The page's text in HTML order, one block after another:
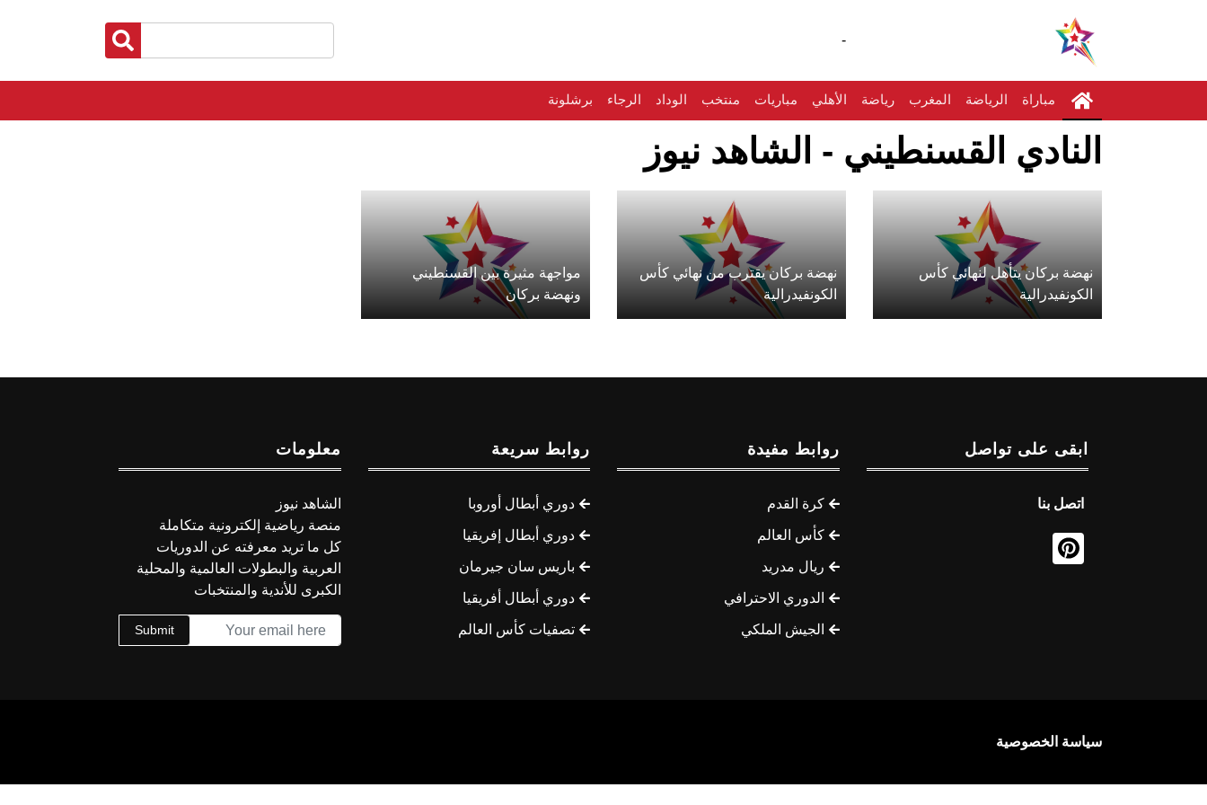
-
مباراة الرياضة المغرب رياضة الأهلي مباريات منتخب الوداد الرجاء برشلونة
النادي القسنطيني - الشاهد نيوز
نهضة بركان يتأهل لنهائي كأس
الكونفيدرالية
نهضة بركان يقترب من نهائي كأس
الكونفيدرالية
مواجهة مثيرة بين القسنطيني
ونهضة بركان
ابقى على تواصل
اتصل بنا
روابط مفيدة
كرة القدم
كأس العالم
ريال مدريد
الدوري الاحترافي
الجيش الملكي
روابط سريعة
دوري أبطال أوروبا
دوري أبطال إفريقيا
باريس سان جيرمان
دوري أبطال أفريقيا
تصفيات كأس العالم
معلومات
الشاهد نيوز
منصة رياضية إلكترونية متكاملة
كل ما تريد معرفته عن الدوريات
العربية والبطولات العالمية والمحلية
الكبرى للأندية والمنتخبات
Submit
سياسة الخصوصية